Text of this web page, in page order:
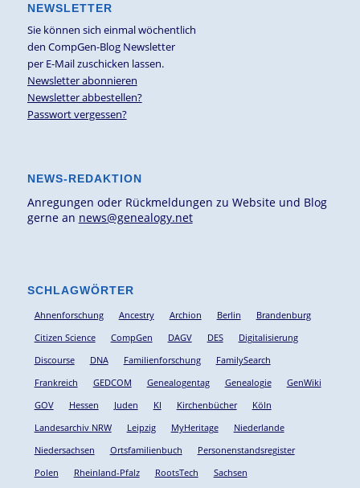
NEWSLETTER
Sie können sich einmal wöchentlich
den CompGen-Blog Newsletter
per E-Mail zuschicken lassen.
Newsletter abonnieren
Newsletter abbestellen?
Passwort vergessen?
NEWS-REDAKTION
Anregungen oder Rückmeldungen zu Website und Blog
gerne an news@genealogy.net
SCHLAGWÖRTER
Ahnenforschung Ancestry Archion Berlin
Brandenburg
Citizen Science
CompGen DAGV DES
Digitalisierung
Discourse
DNA Familienforschung
FamilySearch
Frankreich
GEDCOM Genealogentag Genealogie
GenWiki
GOV
Hessen Juden KI Kirchenbücher
Köln
Landesarchiv NRW
Leipzig MyHeritage
Niederlande
Niedersachsen
Ortsfamilienbuch
Personenstandsregister
Polen
Rheinland-Pfalz RootsTech
Sachsen